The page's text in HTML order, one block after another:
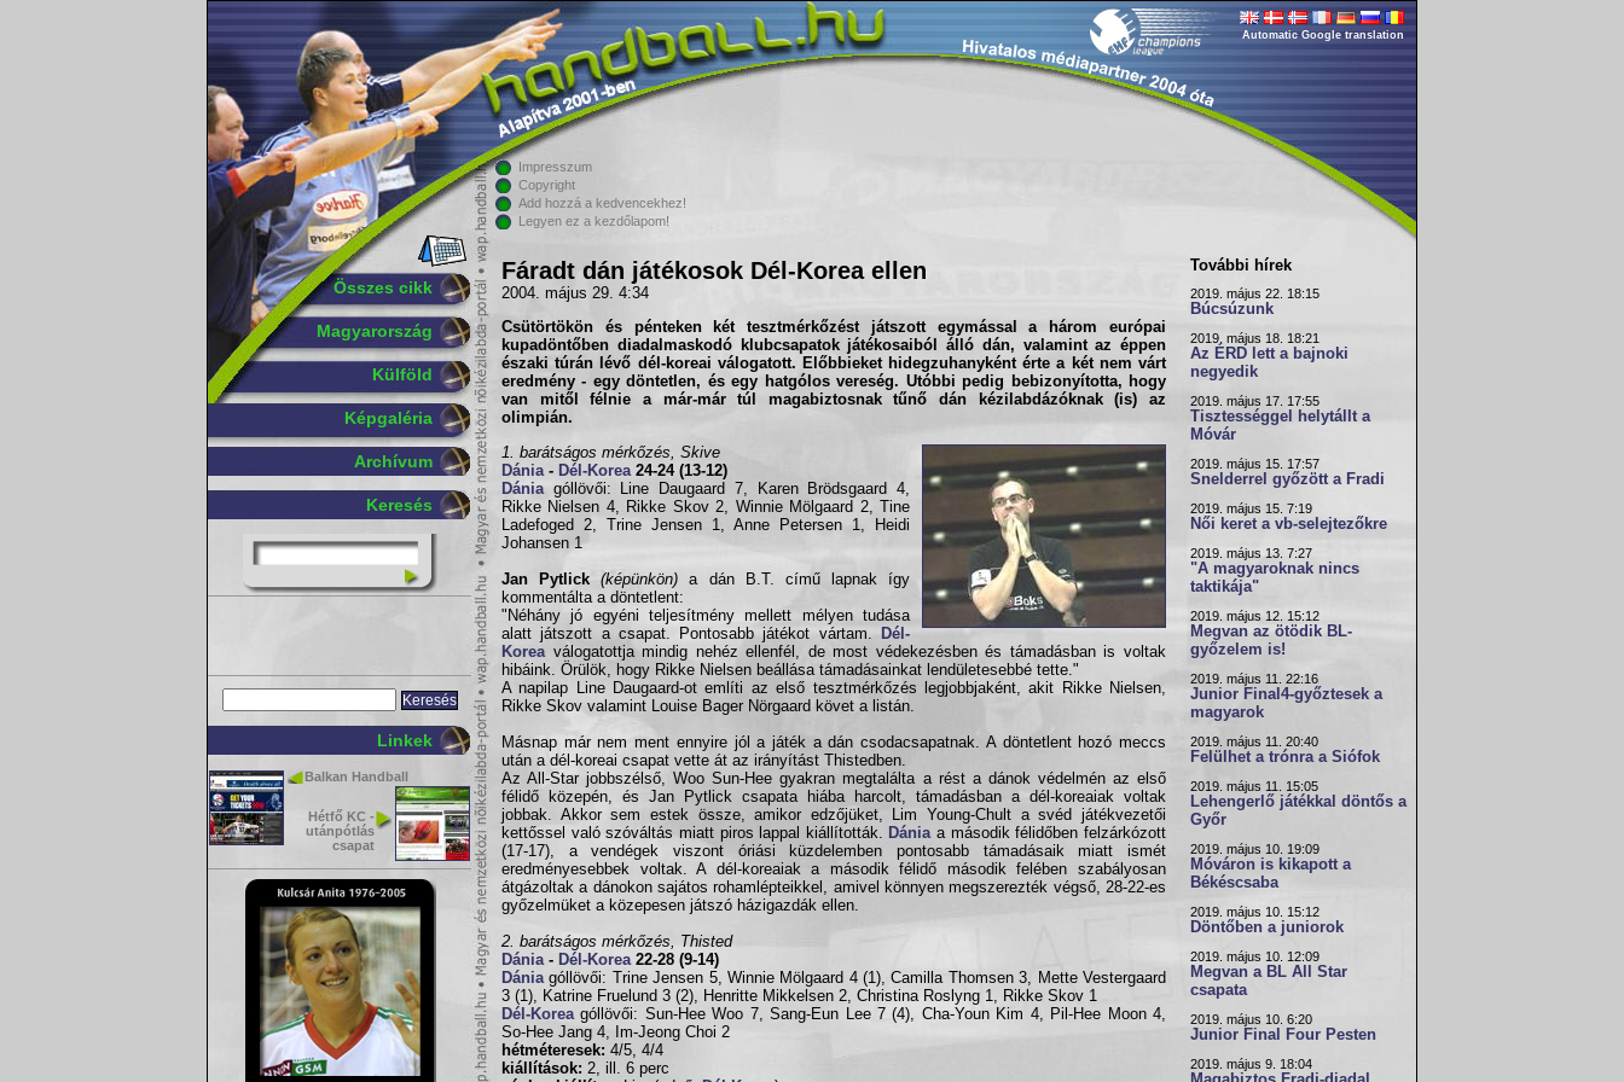
Összes cikk
Magyarország
Külföld
Képgaléria
Archívum
Keresés
Linkek
Balkan Handball
Hétfő KC -
utánpótlás
csapat
Automatic Google translation
Impresszum
Copyright
Add hozzá a kedvencekhez!
Legyen ez a kezdőlapom!
Fáradt dán játékosok Dél-Korea ellen
2004. május 29. 4:34
Csütörtökön és pénteken két tesztmérkőzést játszott egymással a három európai
kupadöntőben diadalmaskodó klubcsapatok játékosaiból álló dán, valamint az éppen
északi túrán lévő dél-koreai válogatott. Előbbieket hidegzuhanyként érte a két nem várt
eredmény - egy döntetlen, és egy hatgólos vereség. Utóbbi pedig bebizonyította, hogy
van mitől félnie a már-már túl magabiztosnak tűnő dán kézilabdázóknak (is) az
olimpián.
1. barátságos mérkőzés, Skive
Dánia - Dél-Korea 24-24 (13-12)
Dánia góllövői: Line Daugaard 7, Karen Brödsgaard 4,
Rikke Nielsen 4, Rikke Skov 2, Winnie Mölgaard 2, Tine
Ladefoged 2, Trine Jensen 1, Anne Petersen 1, Heidi
Johansen 1
Jan Pytlick (képünkön) a dán B.T. című lapnak így
kommentálta a döntetlent:
"Néhány jó egyéni teljesítmény mellett mélyen tudása
alatt játszott a csapat. Pontosabb játékot vártam.
Dél-
Korea válogatottja mindig nehéz ellenfél, de most védekezésben és támadásban is voltak
hibáink. Örülök, hogy Rikke Nielsen beállása támadásainkat lendületesebbé tette."
A napilap Line Daugaard-ot említi az első tesztmérkőzés legjobbjaként, akit Rikke Nielsen,
Rikke Skov valamint Louise Bager Nörgaard követ a listán.
Másnap már nem ment ennyire jól a játék a dán csodacsapatnak. A döntetlent hozó meccs
után a dél-koreai csapat vette át az irányítást Thistedben.
Az All-Star jobbszélső, Woo Sun-Hee gyakran megtalálta a rést a dánok védelmén az első
félidő közepén, és Jan Pytlick csapata hiába harcolt, támadásban a dél-koreaiak voltak
jobbak. Akkor sem estek össze, amikor edzőjüket, Lim Young-Chult a svéd játékvezetői
kettőssel való szóváltás miatt piros lappal kiállították.
Dánia a második félidőben felzárkózott
(17-17), a vendégek viszont óriási küzdelemben pontosabb támadásaik miatt ismét
eredményesebbek voltak. A dél-koreaiak a második félidő második felében szabályosan
átgázoltak a dánokon sajátos rohamlépteikkel, amivel könnyen megszerezték végső, 28-22-es
győzelmüket a közepesen játszó házigazdák ellen.
2. barátságos mérkőzés, Thisted
Dánia - Dél-Korea 22-28 (9-14)
Dánia góllövői: Trine Jensen 5, Winnie Mölgaard 4 (1), Camilla Thomsen 3, Mette Vestergaard
3 (1), Katrine Fruelund 3 (2), Henritte Mikkelsen 2, Christina Roslyng 1, Rikke Skov 1
Dél-Korea góllövői: Sun-Hee Woo 7, Sang-Eun Lee 7 (4), Cha-Youn Kim 4, Pil-Hee Moon 4,
So-Hee Jang 4, Im-Jeong Choi 2
hétméteresek: 4/5, 4/4
kiállítások: 2, ill. 6 perc
További hírek
2019. május 22. 18:15
Búcsúzunk
2019. május 18. 18:21
Az ÉRD lett a bajnoki
negyedik
2019. május 17. 17:55
Tisztességgel helytállt a
Móvár
2019. május 15. 17:57
Snelderrel győzött a Fradi
2019. május 15. 7:19
Női keret a vb-selejtezőkre
2019. május 13. 7:27
"A magyaroknak nincs
taktikája"
2019. május 12. 15:12
Megvan az ötödik BL-
győzelem is!
2019. május 11. 22:16
Junior Final4-győztesek a
magyarok
2019. május 11. 20:40
Felülhet a trónra a Siófok
2019. május 11. 15:05
Lehengerlő játékkal döntős a
Győr
2019. május 10. 19:09
Móváron is kikapott a
Békéscsaba
2019. május 10. 15:12
Döntőben a juniorok
2019. május 10. 12:09
Megvan a BL All Star
csapata
2019. május 10. 6:20
Junior Final Four Pesten
2019. május 9. 18:04